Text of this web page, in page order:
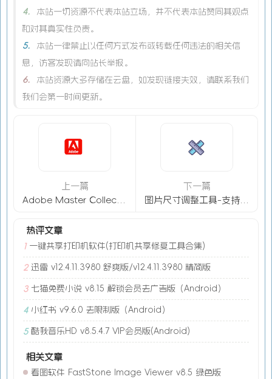
4.
本站一切资源不代表本站立场，并不代表本站赞同其观点
和对其真实性负责。
5.
本站一律禁止以任何方式发布或转载任何违法的相关信
息，访客发现请向站长举报。
6.
本站资源大多存储在云盘，如发现链接失效，请联系我们
我们会第一时间更新。
上一篇
下一篇
热评文章
1 一键共享打印机软件(打印机共享修复工具合集)
2 迅雷 v12.4.11.3980 舒爽版/v12.4.11.3980 精简版
3 七猫免费小说 v8.15 解锁会员去广告版（Android）
4 小红书 v9.6.0 去限制版（Android）
5 酷我音乐HD v8.5.4.7 VIP会员版(Android)
相关文章
看图软件 FastStone Image Viewer v8.5 绿色版